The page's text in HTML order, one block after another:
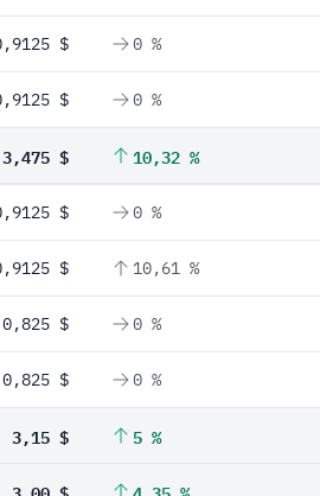
$ 0 %
$ 0 %
3,475 $ 10,32 %
$ 0 %
$ 10,61 %
0,825 $ 0 %
0,825 $ 0 %
3,15 $ 5 %